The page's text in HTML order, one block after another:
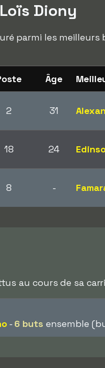
Diony
parmi les
Âge
2 31
18 24
8 -
au cours de sa
- 6 buts ensemble